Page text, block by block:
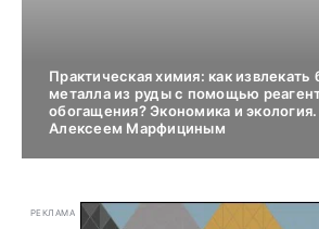
Практическая химия: как извлекать
металла из руды с помощью
обогащения? Экономика и
Алексеем Марфициным
РЕКЛАМА